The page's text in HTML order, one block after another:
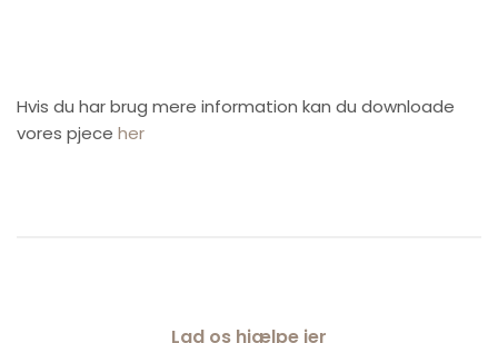
Hvis du har brug mere information kan du downloade
vores pjece her
Lad os hjælpe jer